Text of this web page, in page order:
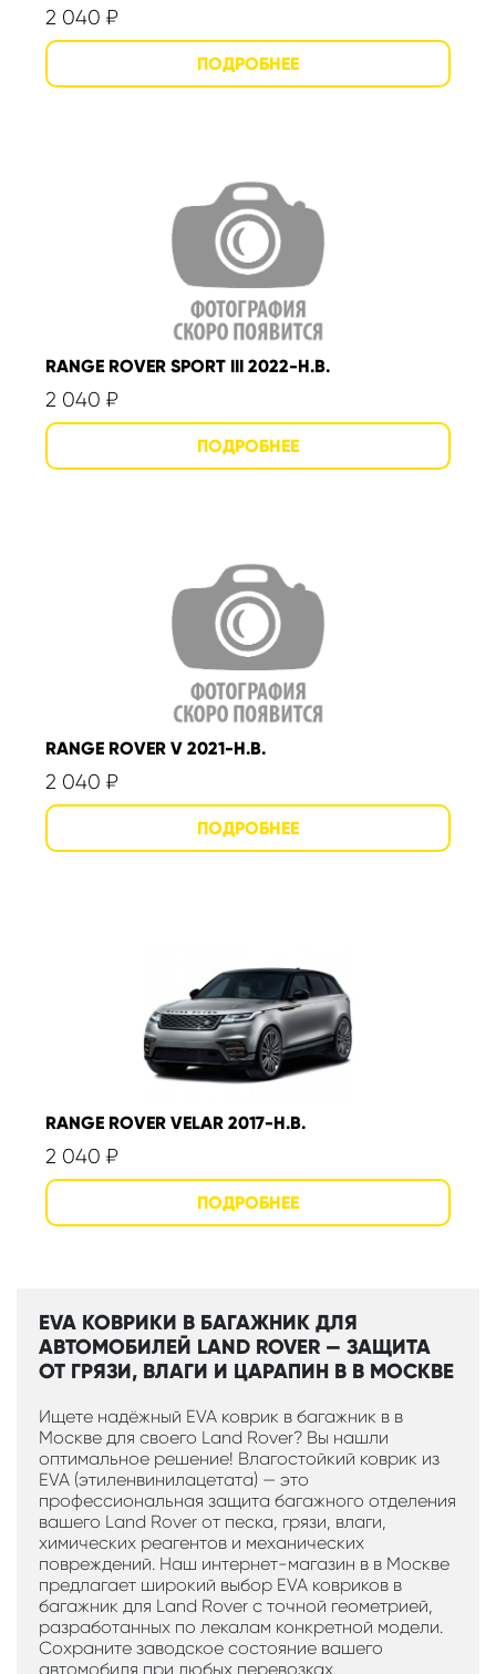
2 040 ₽
RANGE ROVER SPORT III 2022-Н.В.
2 040 ₽
RANGE ROVER V 2021-Н.В.
2 040 ₽
RANGE ROVER VELAR 2017-Н.В.
2 040 ₽
EVA КОВРИКИ В БАГАЖНИК ДЛЯ
АВТОМОБИЛЕЙ LAND ROVER — ЗАЩИТА
ОТ ГРЯЗИ, ВЛАГИ И ЦАРАПИН В В МОСКВЕ
Ищете надёжный EVA коврик в багажник в в
Москве для своего Land Rover? Вы нашли
оптимальное решение! Влагостойкий коврик из
EVA (этиленвинилацетата) — это
профессиональная защита багажного отделения
вашего Land Rover от песка, грязи, влаги,
химических реагентов и механических
повреждений. Наш интернет-магазин в в Москве
предлагает широкий выбор EVA ковриков в
багажник для Land Rover с точной геометрией,
разработанных по лекалам конкретной модели.
Сохраните заводское состояние вашего
автомобиля при любых перевозках.